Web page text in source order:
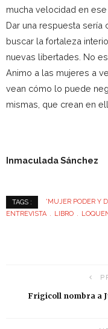
mucha velocidad en
Dar una respuesta sería
buscar la fortaleza
nuevas libertades. No
Animo a las mujeres a
vean cómo lo puede
mismas, que crean en
Inmaculada Sánchez
TAGS : 'MUJER PODER Y
ENTREVISTA
LIBRO
Frigicoll nombra a